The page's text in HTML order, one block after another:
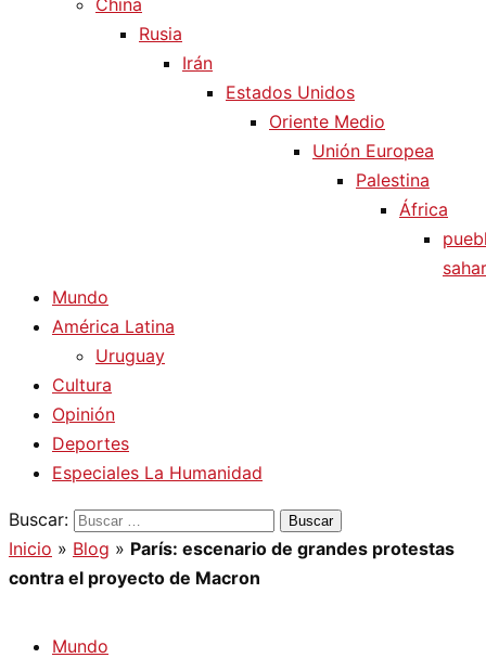
China
Rusia
Irán
Estados Unidos
Oriente Medio
Unión Europea
Palestina
África
Mundo
América Latina
Uruguay
Cultura
Opinión
Deportes
Especiales La Humanidad
Buscar:
Inicio » Blog » París: escenario de grandes protestas
contra el proyecto de Macron
Mundo